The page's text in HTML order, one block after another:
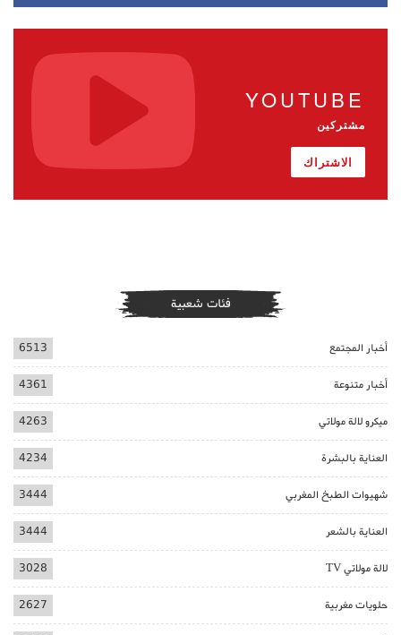
YOUTUBE
مشتركين
الاشتراك
فئات شعبية
أخبار المجتمع 6513
أخبار متنوعة 4361
ميكرو لالة مولاتي 4263
العناية بالبشرة 4234
شهيوات الطبخ المغربي 3444
العناية بالشعر 3444
لالة مولاتي TV 3028
حلويات مغربية 2627